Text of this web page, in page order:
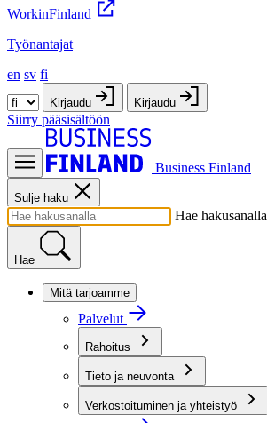
WorkinFinland
Työnantajat
en sv fi
Kirjaudu Kirjaudu
Siirry pääsisältöön
Business Finland
Sulje haku
Hae hakusanalla
Hae
Mitä tarjoamme
Palvelut
Rahoitus
Tieto ja neuvonta
Verkostoituminen ja yhteistyö